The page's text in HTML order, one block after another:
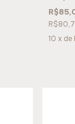
10 x de